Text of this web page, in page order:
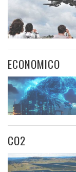
ECONOMICO
CO2